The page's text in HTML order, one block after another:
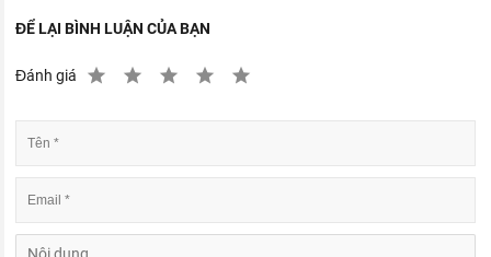
ĐỂ LẠI BÌNH LUẬN CỦA BẠN
Đánh giá